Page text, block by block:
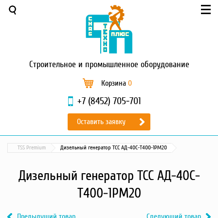
Строительное и промышленное оборудование
Корзина 0
+7 (8452) 705-701
Оставить заявку
TSS Premium Дизельный генератор ТСС АД-40С-Т400-1РМ20
Дизельный генератор ТСС АД-40С-
Т400-1РМ20
Меню
Доставка и оплата
Садовая техника
Промышленный обогрев
Строительные леса
Моечное оборудование
Запчасти для малой